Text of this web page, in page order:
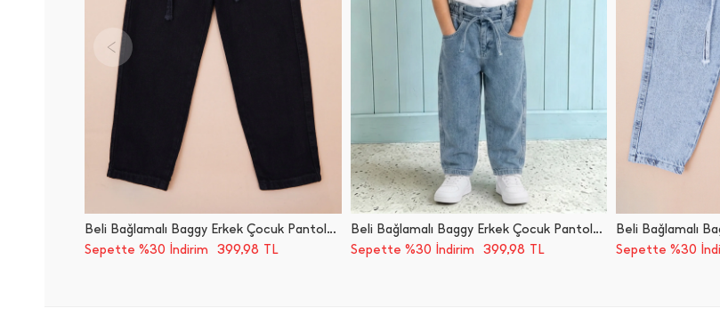
Beli Bağlamalı Baggy Erkek Çocuk Pantolon
Sepette %30 İndirim
399,98 TL
Beli Bağlamalı Baggy Erkek Çocuk Pantolon
Sepette %30 İndirim
399,98 TL
Sepette %30